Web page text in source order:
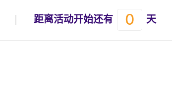
距离活动开始还有 0 天